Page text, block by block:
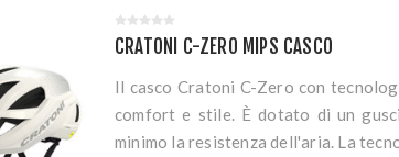
CRATONI C-ZERO MIPS CASCO
Il casco Cratoni C-Zero con
comfort e stile. È dotato di un
minimo la resistenza dell'aria. La